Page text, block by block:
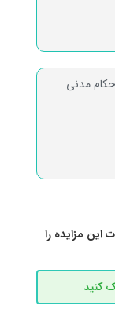
مدنی
این مزایده را